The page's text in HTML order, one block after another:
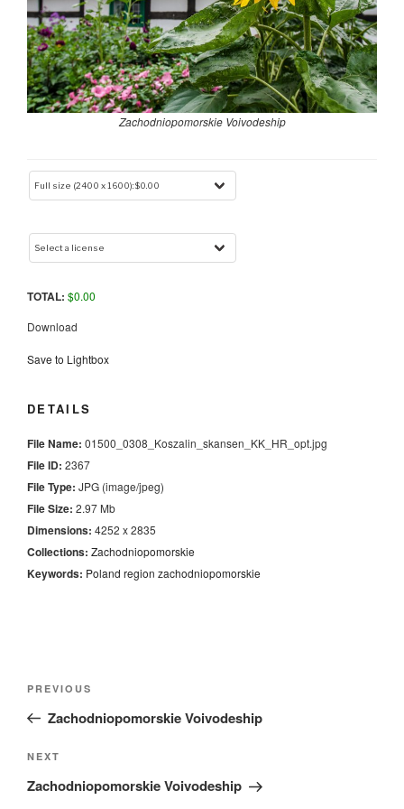
Zachodniopomorskie Voivodeship
TOTAL: $0.00
Download
Save to Lightbox
DETAILS
File Name: 01500_0308_Koszalin_skansen_KK_HR_opt.jpg
File ID: 2367
File Type: JPG (image/jpeg)
File Size: 2.97 Mb
Dimensions: 4252 x 2835
Collections: Zachodniopomorskie
Keywords: Poland region zachodniopomorskie
Previous
Post
PREVIOUS
Zachodniopomorskie Voivodeship
Next
Post
NEXT
Zachodniopomorskie Voivodeship